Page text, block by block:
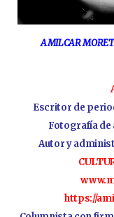
AMILCAR
Escritor de
Fotografía
Autor y
https://